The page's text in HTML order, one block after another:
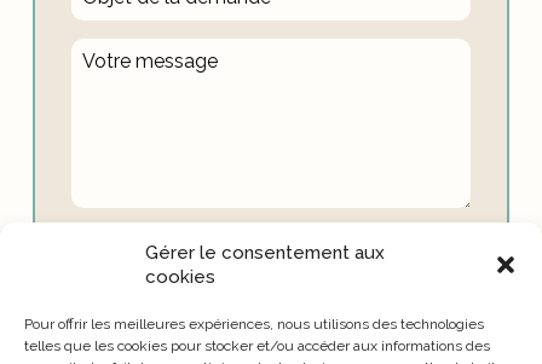
Gérer le consentement aux
cookies
Pour offrir les meilleures expériences, nous utilisons des technologies
telles que les cookies pour stocker et/ou accéder aux informations des
confidentialité etconditions d'utilisation.